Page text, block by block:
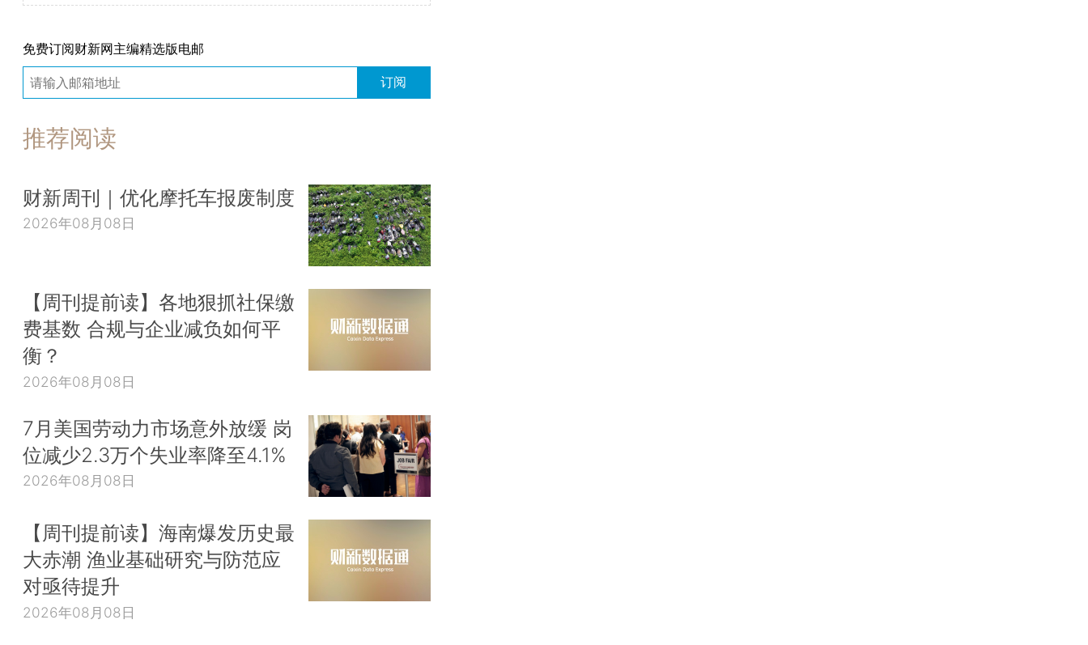
免费订阅财新网主编精选版电邮
订阅
推荐阅读
财新周刊｜优化摩托车报废制度
2026年08月08日
【周刊提前读】各地狠抓社保缴
费基数 合规与企业减负如何平
衡？
2026年08月08日
7月美国劳动力市场意外放缓 岗
位减少2.3万个失业率降至4.1%
2026年08月08日
【周刊提前读】海南爆发历史最
大赤潮 渔业基础研究与防范应
对亟待提升
2026年08月08日